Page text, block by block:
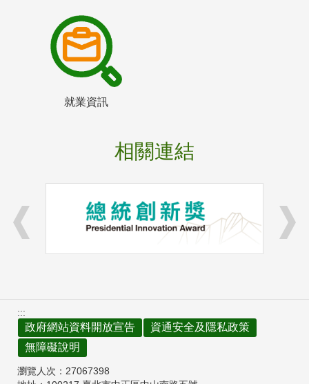
就業資訊
相關連結
:::
政府網站資料開放宣告
資通安全及隱私政策
無障礙說明
瀏覽人次： 27067398